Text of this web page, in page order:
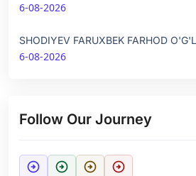
6-08-2026
SHODIYEV FARUXBEK FARHOD
6-08-2026
Follow Our Journey
arrow_circle_right arrow_circle_right arrow_circle_right arrow_circle_right